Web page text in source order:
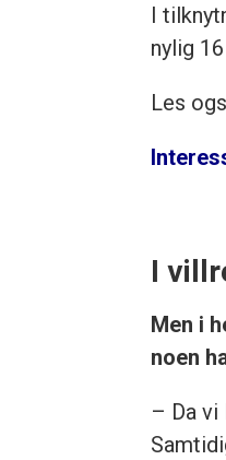
I
nylig
Les
I
Men i
noen
– Da vi